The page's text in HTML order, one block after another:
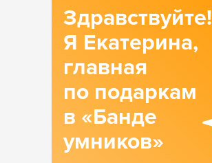
Здравствуйте!
Я Екатерина,
главная
по подаркам
в «Банде
умников»